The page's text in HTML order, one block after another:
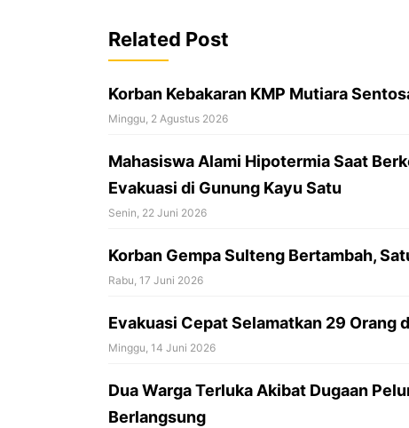
o
o
k
Related Post
Korban Kebakaran KMP Mutiara
Minggu, 2 Agustus 2026
Mahasiswa Alami Hipotermia Saat
Evakuasi di Gunung Kayu Satu
Senin, 22 Juni 2026
Korban Gempa Sulteng Bertambah,
Rabu, 17 Juni 2026
Evakuasi Cepat Selamatkan 29 Orang
Minggu, 14 Juni 2026
Dua Warga Terluka Akibat Dugaan
Berlangsung